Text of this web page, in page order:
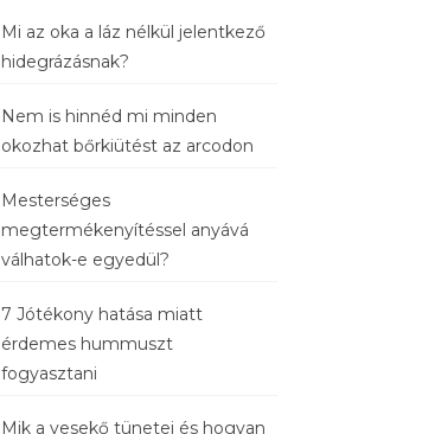
Mi az oka a láz nélkül jelentkező
hidegrázásnak?
Nem is hinnéd mi minden
okozhat bőrkiütést az arcodon
Mesterséges
megtermékenyítéssel anyává
válhatok-e egyedül?
7 Jótékony hatása miatt
érdemes hummuszt
fogyasztani
Mik a vesekő tünetei és hogyan